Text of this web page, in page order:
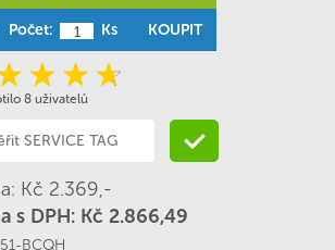
Počet: Ks KOUPIT
8 uživatelů
Kč 2.369,-
s DPH: Kč 2.866,49
BCQH